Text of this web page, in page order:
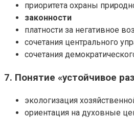
приоритета охраны
законности
платности за негативное
сочетания центрального
сочетания
7. Понятие «устойчивое
экологизация
ориентация на духовные